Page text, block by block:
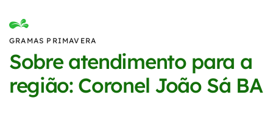
GRAMAS PRIMAVERA
Sobre atendimento para a
região: Coronel João Sá BA